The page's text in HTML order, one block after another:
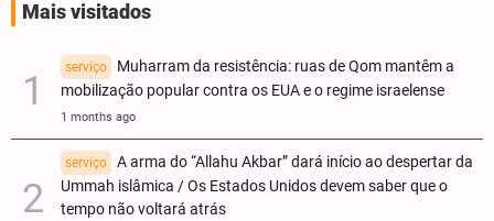
Mais visitados
serviço
Muharram da resistência: ruas de Qom mantêm a
mobilização popular contra os EUA e o regime israelense
1 months ago
serviço
A arma do “Allahu Akbar” dará início ao despertar da
Ummah islâmica / Os Estados Unidos devem saber que o
tempo não voltará atrás